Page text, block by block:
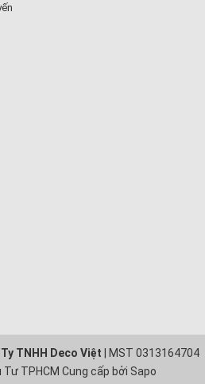
TNHH Deco Việt | MST 0313164704
Tư TPHCM Cung cấp bởi Sapo